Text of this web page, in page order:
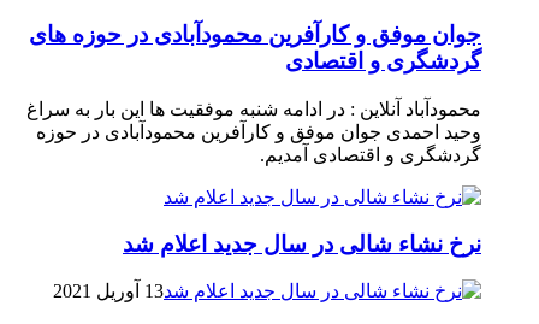
جوان موفق و کارآفرین محمودآبادی در حوزه های
گردشگری و اقتصادی
محمودآباد آنلاین : در ادامه شنبه موفقیت ها این بار به سراغ
وحید احمدی جوان موفق و کارآفرین محمودآبادی در حوزه
گردشگری و اقتصادی آمدیم.
نرخ نشاء شالی در سال جدید اعلام شد
13 آوریل 2021